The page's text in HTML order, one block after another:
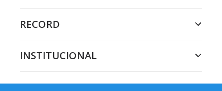
RECORD
INSTITUCIONAL